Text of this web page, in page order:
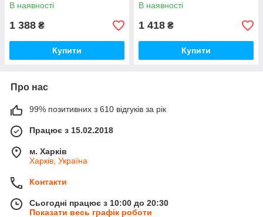
В наявності
1 388 ₴
Купити
В наявності
1 418 ₴
Купити
Про нас
99% позитивних з 610 відгуків за рік
Працює з 15.02.2018
м. Харків
Харків, Україна
Контакти
Сьогодні працює з 10:00 до 20:30
Показати весь графік роботи